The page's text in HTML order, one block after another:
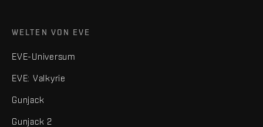
WELTEN VON EVE
EVE-Universum
EVE: Valkyrie
Gunjack
Gunjack 2